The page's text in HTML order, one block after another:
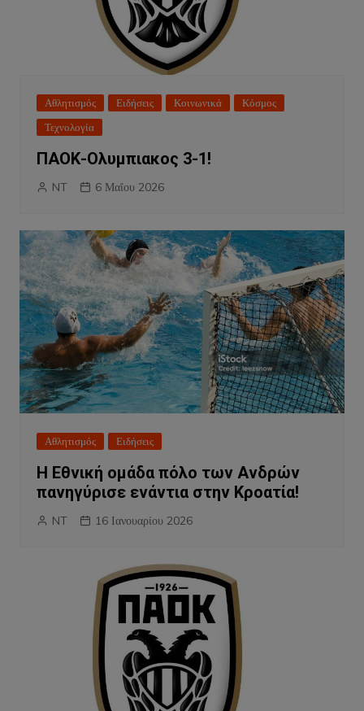
Αθλητισμός Ειδήσεις Κοινωνικά
Κόσμος
Τεχνολογία
ΠΑΟΚ-Ολυμπιακος 3-1!
NT 6 Μαΐου 2026
Αθλητισμός Ειδήσεις
Η Εθνική ομάδα πόλο των Ανδρών
πανηγύρισε ενάντια στην Κροατία!
NT 16 Ιανουαρίου 2026